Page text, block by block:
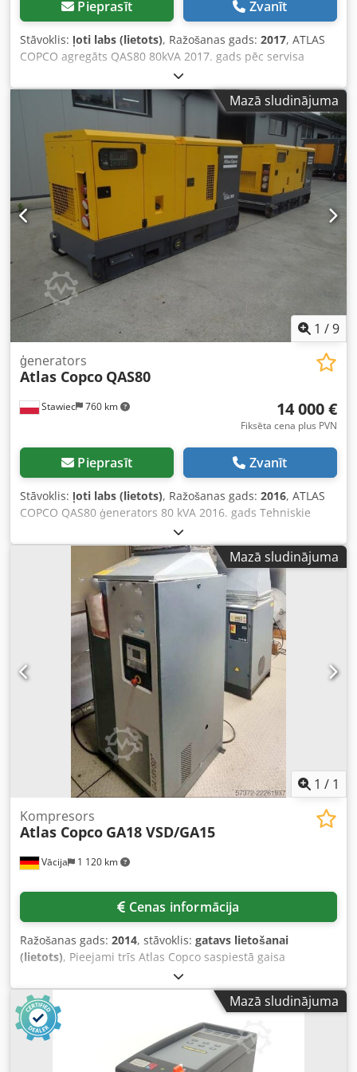
temperatūra: +10 °C līdz +40 °C Uzglabāšanas
temperatūra: −20 °C līdz +60 °C Dcedpfx Abey Naf Eozok
Gaisa mitrums: 10 % līdz 85 % (bez kondensāta) Elektriskā
skapja aizsardzības klase: IP54 Visas iekārtas aizsardzības
klase: IP20 Uzstādīšanas virsmas slīpums: maks. 0,5 %
Brīva telpa ap iekārtu: 0,8 m Brīva telpa priekšā
elektriskajam skapim: 1,2 m Platums: 1500 mm x
Augstums: 2050 mm x Dziļums: 770 mm Svars: 430 kg
Scheugenpflug SNDE121196 ZES 217955 Izmēri: garums
212 cm / platums 209 cm / augstums 215 cm /
Scheugenpflug SNDE121197 ZES 217958 Izmēri: garums
190 cm / platums 190 cm / augstums 220 cm / 430 kg
(iekārta) + 100 kg Scheugenpflug SNDE118236 ZES 2163
Pieprasīt Zvanīt
Stāvoklis: ļoti labs (lietots), Ražošanas gads: 2017, ATLAS
COPCO agregāts QAS80 80kVA 2017. gads pēc servisa
Tehniskie dati: Jauda: 80 kVA (64 kW); ražošanas gads:
2017; PERKINS dzinējs; darba stundu skaits: 2870 Agregāts
pilnībā darba kārtībā Dodpfx Abozdc Evezeck Neto cena:
Mazā sludinājuma
1 /9
Stawiec 760 km
ģenerators
Atlas Copco QAS80
14 000 €
Fiksēta cena plus PVN
Pieprasīt Zvanīt
Stāvoklis: ļoti labs (lietots), Ražošanas gads: 2016, ATLAS
COPCO QAS80 ģenerators 80 kVA 2016. gads Tehniskie
dati: Dcedpszcn Dzsfx Abzjk Jauda: 80 kVA (64 kW)
Ražošanas gads: 2016 PERKINS dzinējs Darba stundu
skaits: 2950 Ģenerators pilnībā darboties spējīgs Cena bez
PVN: 59 500 PLN Cena ar PVN: 73 185 PLN
Mazā sludinājuma
1 / 1
Vācija 1 120 km
Kompresors
Atlas Copco GA18 VSD/GA15
Cenas informācija
Ražošanas gads: 2014, stāvoklis: gatavs lietošanai
(lietots), Pieejami trīs Atlas Copco saspiestā gaisa
kompresori. 1) Eļļas eļļots skrūvju kompresors Atlas Copco
GA18 VSD, izgatavošanas gads: 2014, maksimālais darba
spiediens: 13 bar, jauda: 18 kW, maksimālā gaisa plūsma:
216 m³/h, iekārtas izmēri (G/P/A): apm.
1300mm/900mm/1500mm, svars: apm. 550kg, darba
stundas: apm. 69 000 h. 2) Eļļas eļļots skrūvju kompresors
Mazā sludinājuma